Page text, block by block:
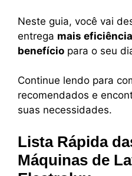
Neste guia, você vai
entrega mais
benefício para o seu
Continue lendo para
recomendados e
suas necessidades.
Lista Rápida
Máquinas de